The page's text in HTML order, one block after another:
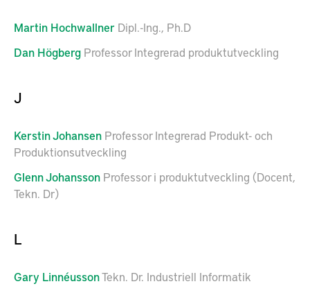
Martin Hochwallner Dipl.-Ing., Ph.D
Dan Högberg Professor Integrerad produktutveckling
J
KerstinJohansen Professor Integrerad Produkt- och
Produktionsutveckling
GlennJohansson Professor i produktutveckling (Docent,
Tekn. Dr)
L
Gary LinnéussonTekn. Dr. Industriell Informatik